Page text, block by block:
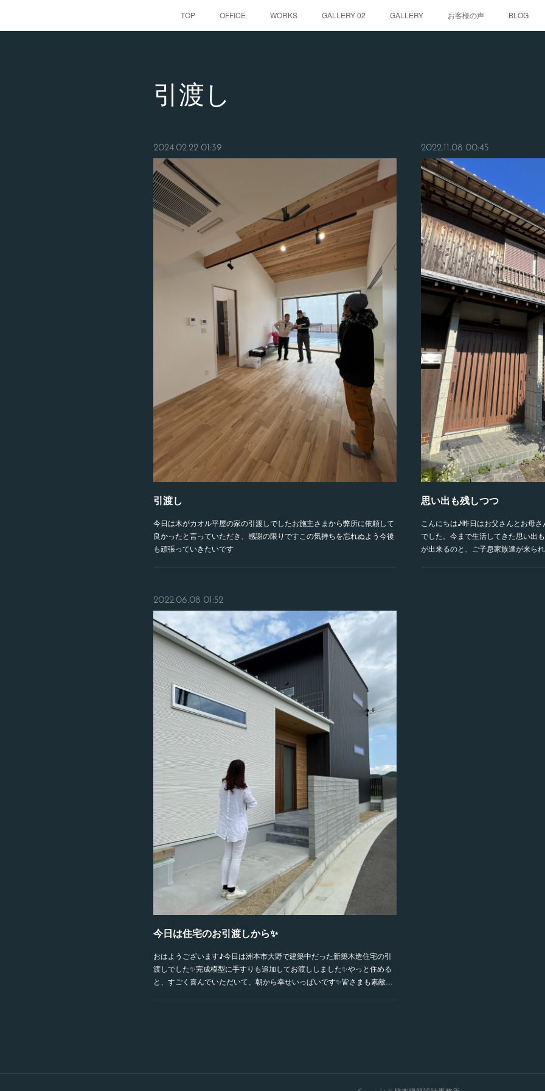
TOP OFFICE WORKS GALLERY 02 GALLERY お客様の声 BLOG
引渡し
2024.02.22 01:39
引渡し
今日は木がカオル平屋の家の引渡しでしたお施主さまから弊所に依頼して
良かったと言っていただき、感謝の限りですこの気持ちを忘れぬよう今後
も頑張っていきたいです
2022.11.08 00:45
思い出も残しつつ
こんにちは♪昨日はお父さんとお母
でした。今まで生活してきた思い出
が出来るのと、ご子息家族達が来ら
2022.06.08 01:52
今日は住宅のお引渡しから✨
おはようございます♪今日は洲本市大野で建築中だった新築木造住宅の引
渡しでした✨完成模型に手すりも追加してお渡ししました✨やっと住める
と、すごく喜んでいただいて、朝から幸せいっぱいです✨皆さまも素敵…